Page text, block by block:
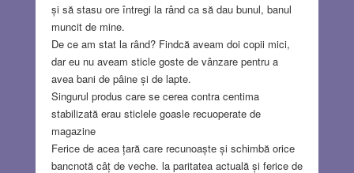
și să stasu ore întregi la rând ca să dau bunul, banul
muncit de mine.
De ce am stat la rând? Findcă aveam doi copii mici,
dar eu nu aveam sticle goste de vânzare pentru a
avea bani de pâine și de lapte.
Singurul produs care se cerea contra centima
stabilizată erau sticlele goasle recuoperate de
magazine
Ferice de acea țară care recunoaște și schimbă orice
bancnotă câț de veche. la paritatea actuală și ferice de